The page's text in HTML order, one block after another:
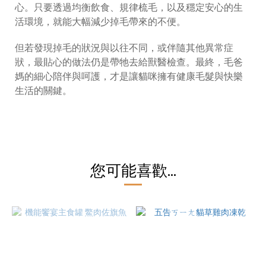
心。只要透過均衡飲食、規律梳毛，以及穩定安心的生
活環境，就能大幅減少掉毛帶來的不便。
但若發現掉毛的狀況與以往不同，或伴隨其他異常症
狀，最貼心的做法仍是帶牠去給獸醫檢查。最終，毛爸
媽的細心陪伴與呵護，才是讓貓咪擁有健康毛髮與快樂
生活的關鍵。
您可能喜歡...